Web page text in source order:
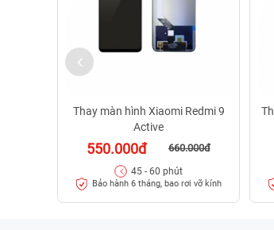
Thay màn hình Xiaomi Redmi 9
Active
550.000đ 660.000đ
45 - 60 phút
Bảo hành 6 tháng, bao rơi vỡ kính